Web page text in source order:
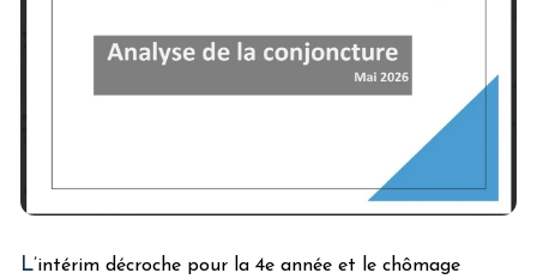
L’intérim décroche pour la 4e année et le chômage